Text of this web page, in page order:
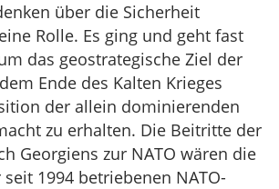
über die Sicherheit
Rolle. Es ging und geht fast
das geostrategische Ziel der
Ende des Kalten Krieges
der allein dominierenden
zu erhalten. Die Beitritte der
Georgiens zur NATO wären die
1994 betriebenen NATO-